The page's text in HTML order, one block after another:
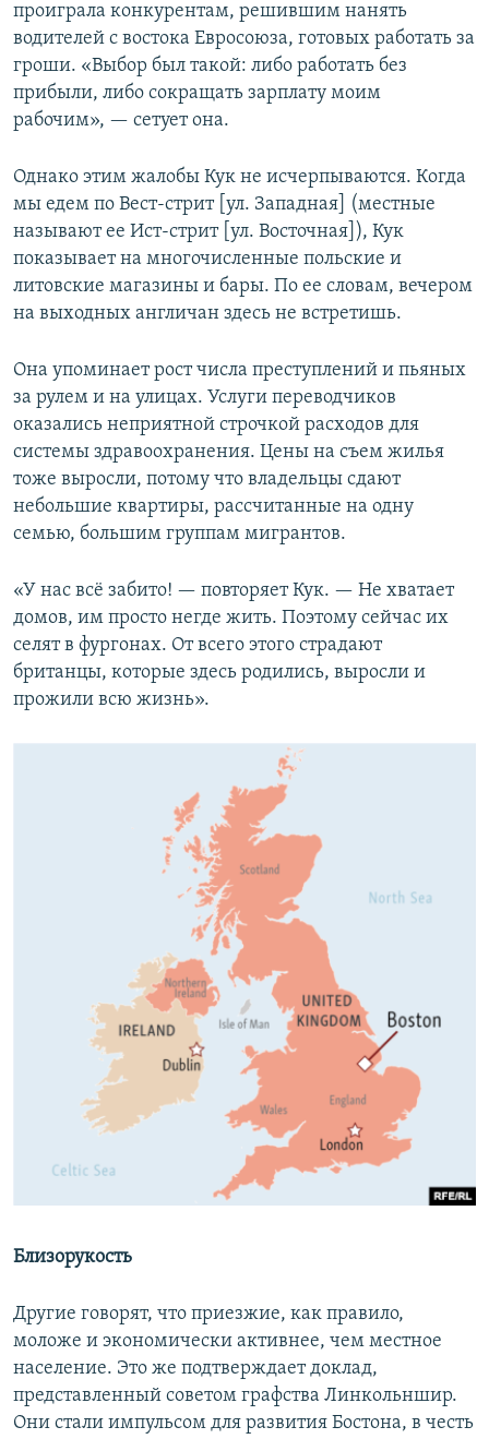
проиграла конкурентам, решившим нанять
водителей с востока Евросоюза, готовых работать за
гроши. «Выбор был такой: либо работать без
прибыли, либо сокращать зарплату моим
рабочим», — сетует она.
Однако этим жалобы Кук не исчерпываются. Когда
мы едем по Вест-стрит [ул. Западная] (местные
называют ее Ист-стрит [ул. Восточная]), Кук
показывает на многочисленные польские и
литовские магазины и бары. По ее словам, вечером
на выходных англичан здесь не встретишь.
Она упоминает рост числа преступлений и пьяных
за рулем и на улицах. Услуги переводчиков
оказались неприятной строчкой расходов для
системы здравоохранения. Цены на съем жилья
тоже выросли, потому что владельцы сдают
небольшие квартиры, рассчитанные на одну
семью, большим группам мигрантов.
«У нас всё забито! — повторяет Кук. — Не хватает
домов, им просто негде жить. Поэтому сейчас их
селят в фургонах. От всего этого страдают
британцы, которые здесь родились, выросли и
прожили всю жизнь».
Близорукость
Другие говорят, что приезжие, как правило,
моложе и экономически активнее, чем местное
население. Это же подтверждает доклад,
представленный советом графства Линкольншир.
Они стали импульсом для развития Бостона, в честь